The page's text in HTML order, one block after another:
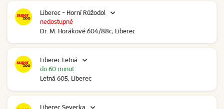
Liberec - Horní Růžodol
Dr. M. Horákové 604/88c, Liberec
nedostupné
Liberec Letná
Letná 605, Liberec
do 60 minut
Liberec Severka